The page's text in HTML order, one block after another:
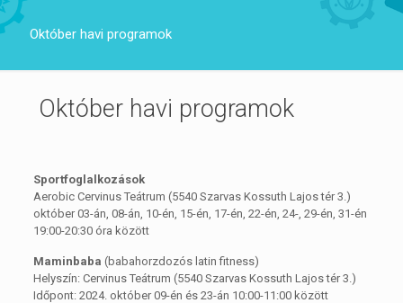
Október havi programok
Október havi programok
Sportfoglalkozások
Aerobic Cervinus Teátrum (5540 Szarvas Kossuth Lajos tér 3.)
október 03-án, 08-án, 10-én, 15-én, 17-én, 22-én, 24-, 29-én, 31-én
19:00-20:30 óra között
Maminbaba (babahorzdozós latin fitness)
Helyszín: Cervinus Teátrum (5540 Szarvas Kossuth Lajos tér 3.)
Időpont: 2024. október 09-én és 23-án 10:00-11:00 között